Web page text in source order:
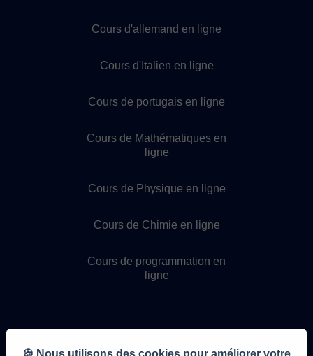
Cours d'allemand en ligne
Cours d'Italien en ligne
Cours de portugais en ligne
Cours de Mathématiques en
ligne
Cours de Physique en ligne
Cours de Chimie en ligne
Cours de programmation en
ligne
🍪 Nous utilisons des cookies pour améliorer votre